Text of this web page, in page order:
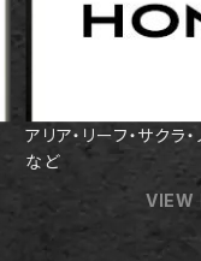
アリア・リーフ・サクラ
など
VIEW